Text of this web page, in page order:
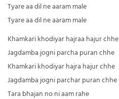
Tyare aa dil ne aaram male
Tyare aa dil ne aaram male
Khamkari khodiyar hajraa hajur chhe
Jagdamba jogni parcha puran chhe
Khamkari khodiyar hajra hajur chhe
Jagdamba jogni parchar puran chhe
Tara bhajan no ni aam rahe